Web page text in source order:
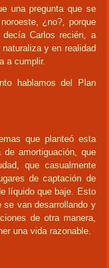
una pregunta que se
¿no?, porque
Carlos recién, a
y en realidad
a cumplir.
hablamos del Plan
que planteó esta
amortiguación, que
que casualmente
de captación de
líquido que baje. Esto
se van desarrollando y
de otra manera,
una vida razonable.